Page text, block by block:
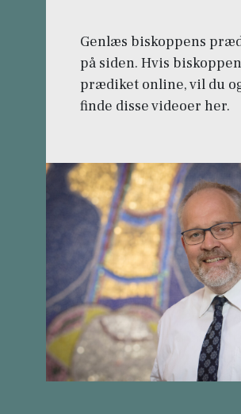
Genlæs biskoppens
på siden. Hvis
prædiket online, vil du
finde disse videoer her.